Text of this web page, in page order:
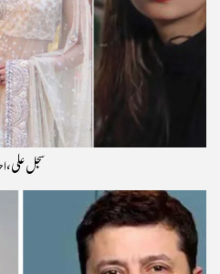
سجل علی،